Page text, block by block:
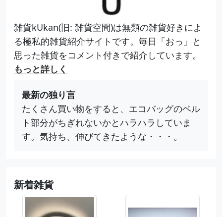
雑貨kUkan(旧: 雑貨空間)は無類の雑貨好きによ
る極私的雑貨紹介サイトです。毎日「おっ」と
思った雑貨をコメント付きで紹介しています。
もっと詳しく
最新の独り言
たくさん買い物をすると、エコバッグのベル
ト部分がちぎれないかとハラハラしていま
す。気持ち、伸びてきたような・・・。
新着雑貨